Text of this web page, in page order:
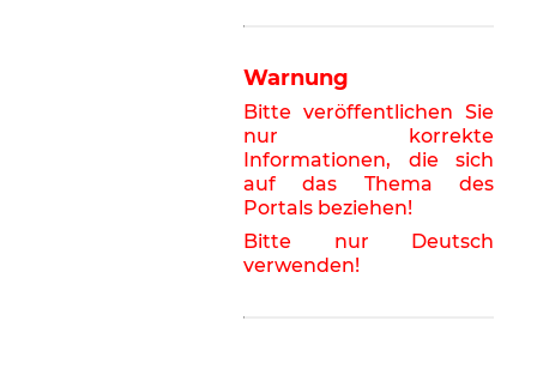
Warnung
Bitte veröffentlichen Sie
nur korrekte
Informationen, die sich
auf das Thema des
Portals beziehen!
Bitte nur Deutsch
verwenden!